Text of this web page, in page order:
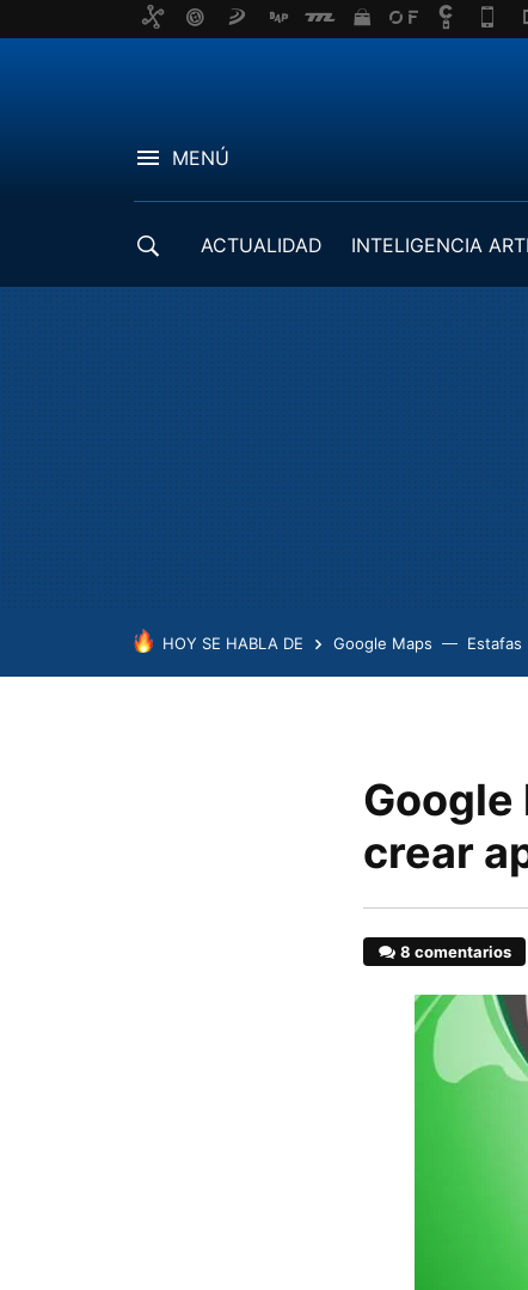
MENÚ
ACTUALIDAD INTELIGENCIA
HOY SE HABLA DE Google Maps Estafas
Google
crear
8 comentarios